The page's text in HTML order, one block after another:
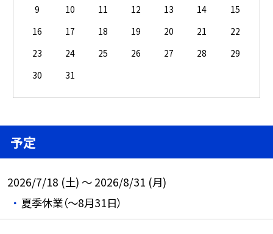
9
10 11 12 13 14
15
16
17 18 19 20 21
22
23
24 25 26 27 28
29
30
31
予定
2026/7/18 (土) ～ 2026/8/31 (月)
夏季休業（～8月31日）